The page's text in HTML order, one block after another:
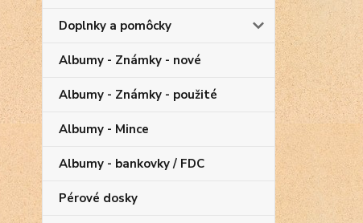
Doplnky a pomôcky
Albumy - Známky - nové
Albumy - Známky - použité
Albumy - Mince
Albumy - bankovky / FDC
Pérové dosky